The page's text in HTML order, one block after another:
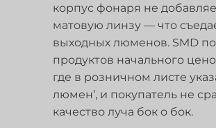
корпус фонаря не
матовую линзу — что
выходных люменов. SMD
продуктов начального
где в розничном листе
люмен’, и покупатель не
качество луча бок о бок.